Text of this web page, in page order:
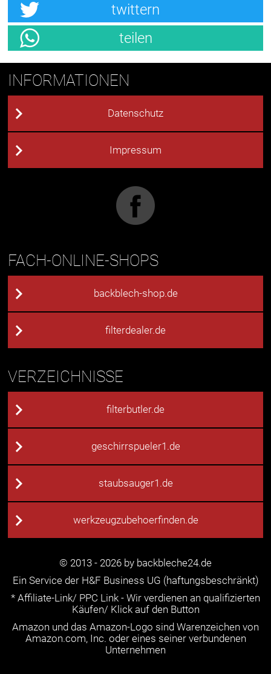
twittern
teilen
INFORMATIONEN
Datenschutz
Impressum
FACH-ONLINE-SHOPS
backblech-shop.de
filterdealer.de
VERZEICHNISSE
filterbutler.de
geschirrspueler1.de
staubsauger1.de
werkzeugzubehoerfinden.de
© 2013 - 2026 by backbleche24.de
Ein Service der H&F Business UG (haftungsbeschränkt)
* Affiliate-Link/ PPC Link - Wir verdienen an qualifizierten
Käufen/ Klick auf den Button
Amazon und das Amazon-Logo sind Warenzeichen von
Amazon.com, Inc. oder eines seiner verbundenen
Unternehmen